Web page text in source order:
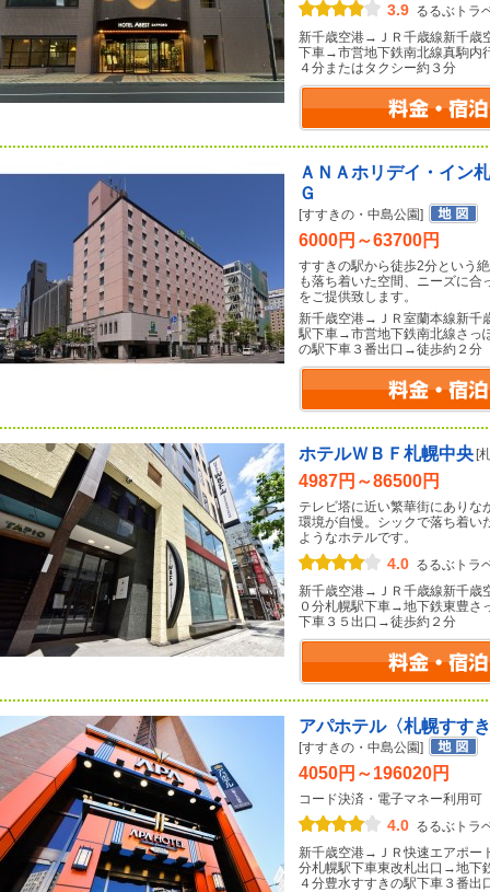
3.9 るるぶトラ
新千歳空港→ＪＲ千歳線新千歳
下車→市営地下鉄南北線真駒内
４分またはタクシー約３分
ＡＮＡホリデイ・イ
Ｇ
[すすきの・中島公園]
6000円～63700円
すすきの駅から徒歩2分という
も落ち着いた空間、ニーズに
をご提供致します。
新千歳空港→ＪＲ室蘭本線新千
駅下車→市営地下鉄南北線さっ
の駅下車３番出口→徒歩約２分
ホテルＷＢＦ札幌中央 [
4987円～86500円
テレビ塔に近い繁華街にありな
環境が自慢。シックで落ち着い
ようなホテルです。
4.0 るるぶトラ
新千歳空港→ＪＲ千歳線新千歳
０分札幌駅下車→地下鉄東豊さ
下車３５出口→徒歩約２分
アパホテル〈札幌すす
[すすきの・中島公園]
4050円～196020円
コード決済・電子マネー利用可
4.0 るるぶトラ
新千歳空港→ＪＲ快速エアポー
分札幌駅下車東改札出口→地下
４分豊水すすきの駅下車３番